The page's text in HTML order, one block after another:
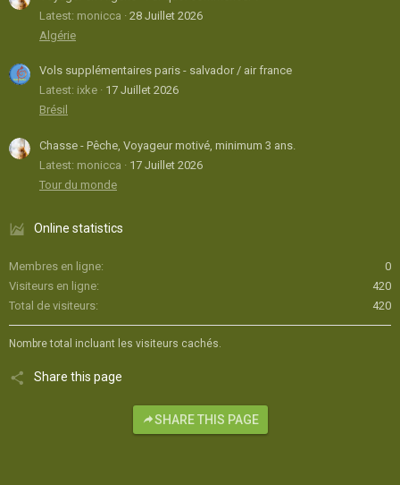
Latest: monicca
28 Juillet 2026
Algérie
Vols supplémentaires paris - salvador / air france
Latest: ixke
17 Juillet 2026
Brésil
Chasse - Pêche, Voyageur motivé, minimum 3 ans.
Latest: monicca
17 Juillet 2026
Tour du monde
Online statistics
Membres en ligne
0
Visiteurs en ligne
420
Total de visiteurs
420
Nombre total incluant les visiteurs cachés.
Share this page
SHARE THIS PAGE